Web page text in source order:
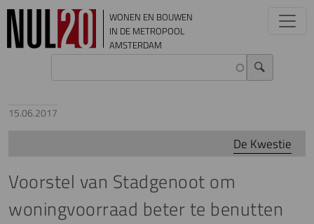
Overslaan en naar de inhoud gaan
WONEN EN BOUWEN
IN DE METROPOOL
AMSTERDAM
15.06.2017
De Kwestie
Voorstel van Stadgenoot om
woningvoorraad beter te benutten